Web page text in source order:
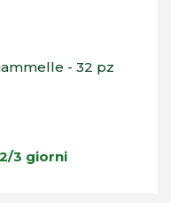
- 32 pz
2/3 giorni